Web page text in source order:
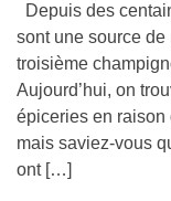
Depuis des
sont une source
troisième
Aujourd’hui, on
épiceries en raison
mais saviez-vous
ont […]